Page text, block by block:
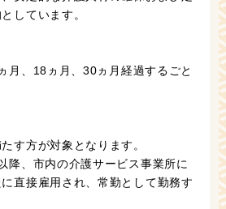
しています。
月、18ヵ月、30ヵ月経過するごと
す方が対象となります。
降、市内の介護サービス事業所に
直接雇用され、常勤として勤務す